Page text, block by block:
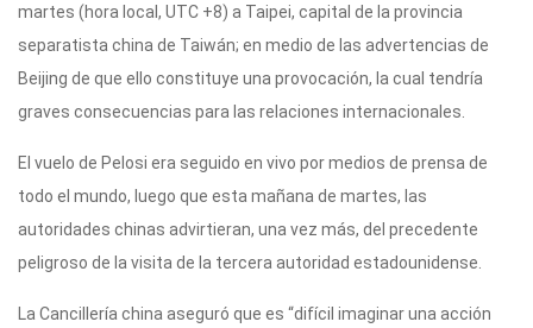
martes (hora local, UTC +8) a Taipei, capital de la provincia
separatista china de Taiwán; en medio de las advertencias de
Beijing de que ello constituye una provocación, la cual tendría
graves consecuencias para las relaciones internacionales.
El vuelo de Pelosi era seguido en vivo por medios de prensa de
todo el mundo, luego que esta mañana de martes, las
autoridades chinas advirtieran, una vez más, del precedente
peligroso de la visita de la tercera autoridad estadounidense.
La Cancillería china aseguró que es “difícil imaginar una acción